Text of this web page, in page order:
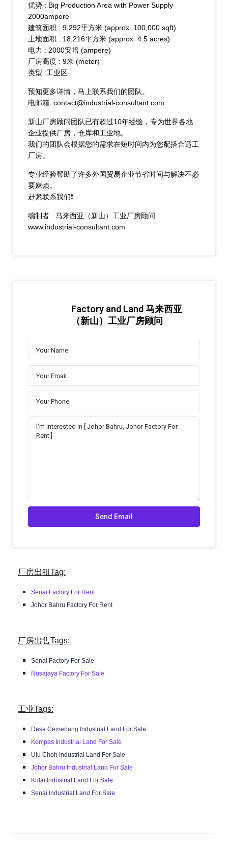
优势 : Big Production Area with Power Supply
2000ampere
建筑面积 : 9,292平方米 (approx. 100,000 sqft)
土地面积 : 18,216平方米 (approx. 4.5 acres)
电力 : 2000安培 (ampere)
厂房高度 : 9米 (meter)
类型 :工业区
预知更多详情，马上联系我们的团队。
电邮箱: contact@industrial-consultant.com
新山厂房顾问团队已有超过10年经验，专为世界各地
企业提供厂房，仓库和工业地。
我们的团队会根据您的需求在短时间内为您配搭合适工
厂房。
专业经验帮助了许多外国贸易企业节省时间与解决不必
要麻烦。
赶紧联系我们❗
编制者 : 马来西亚（新山）工业厂房顾问
www.industrial-consultant.com
Factory and Land 马来西亚
（新山）工业厂房顾问
厂房出租Tag:
Senai Factory For Rent
Johor Bahru Factory For Rent
厂房出售Tags:
Senai Factory For Sale
Nusajaya Factory For Sale
工业Tags:
Desa Cemerlang Industrial Land For Sale
Kempas Industrial Land For Sale
Ulu Choh Industrial Land For Sale
Johor Bahru Industrial Land For Sale
Kulai Industrial Land For Sale
Senai Industrial Land For Sale